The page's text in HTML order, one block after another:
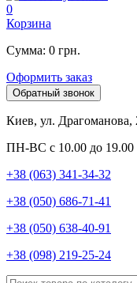
0
Корзина
Сумма: 0 грн.
Оформить заказ
Обратный звонок
Киев, ул.
ПН-ВС с 10.00 до 19.00
+38 (063) 341-34-32
+38 (050) 686-71-41
+38 (050) 638-40-91
+38 (098) 219-25-24